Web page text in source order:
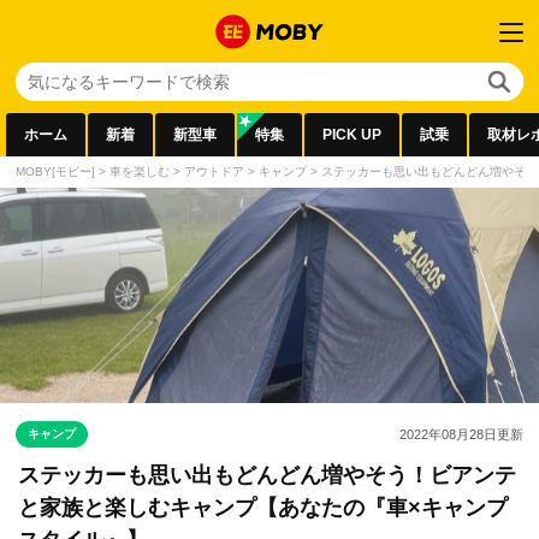
ホーム 新着 新型車 特集 PICK UP 試乗 取材レ
MOBY[モビー] > 車を楽しむ > アウトドア > キャンプ > ステッカーも思い出もどんどん増やそ
キャンプ 2022年08月28日更新
ステッカーも思い出もどんどん増やそう！ビアンテ
と家族と楽しむキャンプ【あなたの『車×キャンプ